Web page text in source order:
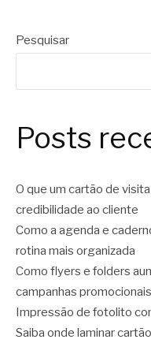
Pesquisar
Posts
O que um cartão de
credibilidade ao cliente
Como a agenda e
rotina mais organizada
Como flyers e folders
campanhas promocionais
Impressão de fotolito
Saiba onde laminar